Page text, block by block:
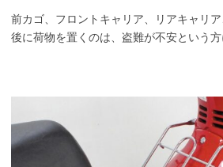
前カゴ、フロントキャリア、リアキャリ
後に荷物を置くのは、盗難が不安という方